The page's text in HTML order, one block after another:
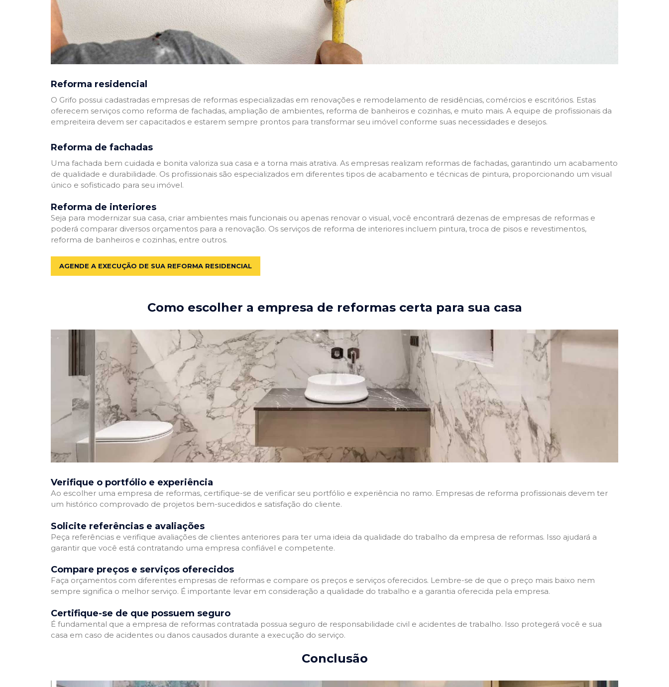
Reforma residencial
O Grifo possui cadastradas empresas de reformas especializadas em renovações e remodelamento de residências, comércios e escritórios. Estas
oferecem serviços como reforma de fachadas, ampliação de ambientes, reforma de banheiros e cozinhas, e muito mais. A equipe de profissionais da
empreiteira devem ser capacitados e estarem sempre prontos para transformar seu imóvel conforme suas necessidades e desejos.
Reforma de fachadas
Uma fachada bem cuidada e bonita valoriza sua casa e a torna mais atrativa. As empresas realizam reformas de fachadas, garantindo um acabamento
de qualidade e durabilidade. Os profissionais são especializados em diferentes tipos de acabamento e técnicas de pintura, proporcionando um visual
único e sofisticado para seu imóvel.
Reforma de interiores
Seja para modernizar sua casa, criar ambientes mais funcionais ou apenas renovar o visual, você encontrará dezenas de empresas de reformas e
poderá comparar diversos orçamentos para a renovação. Os serviços de reforma de interiores incluem pintura, troca de pisos e revestimentos,
reforma de banheiros e cozinhas, entre outros.
AGENDE A EXECUÇÃO DE SUA REFORMA RESIDENCIAL
Como escolher a empresa de reformas certa para sua casa
Verifique o portfólio e experiência
Ao escolher uma empresa de reformas, certifique-se de verificar seu portfólio e experiência no ramo. Empresas de reforma profissionais devem ter
um histórico comprovado de projetos bem-sucedidos e satisfação do cliente.
Solicite referências e avaliações
Peça referências e verifique avaliações de clientes anteriores para ter uma ideia da qualidade do trabalho da empresa de reformas. Isso ajudará a
garantir que você está contratando uma empresa confiável e competente.
Compare preços e serviços oferecidos
Faça orçamentos com diferentes empresas de reformas e compare os preços e serviços oferecidos. Lembre-se de que o preço mais baixo nem
sempre significa o melhor serviço. É importante levar em consideração a qualidade do trabalho e a garantia oferecida pela empresa.
Certifique-se de que possuem seguro
É fundamental que a empresa de reformas contratada possua seguro de responsabilidade civil e acidentes de trabalho. Isso protegerá você e sua
casa em caso de acidentes ou danos causados durante a execução do serviço.
Conclusão